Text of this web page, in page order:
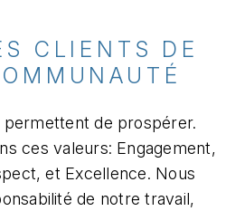
CLIENTS DE
permettent de prospérer.
ces valeurs: Engagement,
et Excellence. Nous
de notre travail,